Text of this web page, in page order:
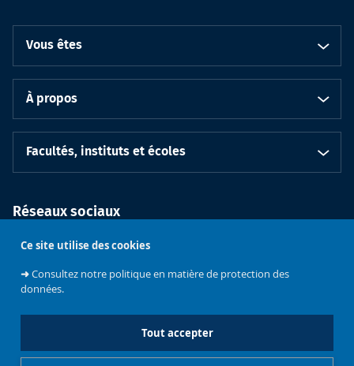
Ce site utilise des cookies
➜Consultez notre politique en matière de protection des
données.
Tout accepter
Vous êtes
À propos
Facultés, instituts et écoles
Réseaux sociaux
l'Université
Civis Contacts Emploi